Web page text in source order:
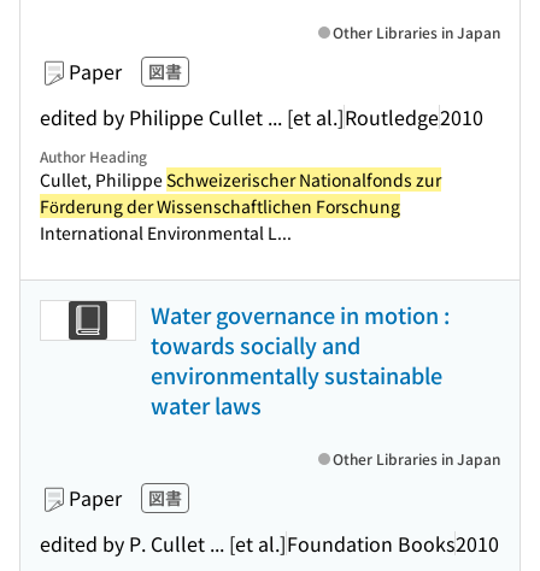
Paper 図書
edited by Philippe Cullet ... [et al.]Routledge2010
Other Libraries in Japan
Author Heading
Cullet, PhilippeSchweizerischer Nationalfonds zur
Förderung der Wissenschaftlichen Forschung
International Environmental L...
Water governance in motion :
towards socially and
environmentally sustainable
water laws
Paper 図書
edited by P. Cullet ... [et al.]Foundation Books2010
Other Libraries in Japan